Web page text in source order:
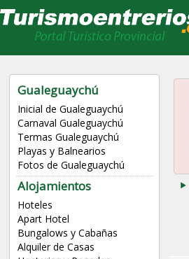
Gualeguaychú
Inicial de Gualeguaychú
Carnaval Gualeguaychú
Termas Gualeguaychú
Playas y Balnearios
Fotos de Gualeguaychú
Alojamientos
Hoteles
Apart Hotel
Bungalows y Cabañas
Alquiler de Casas